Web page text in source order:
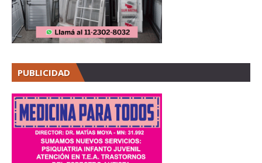
PUBLICIDAD